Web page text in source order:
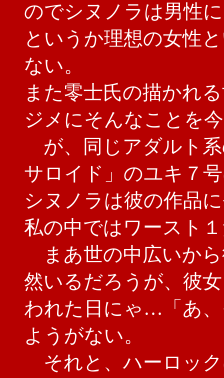
のでシヌノラは男性
というか理想の女性
ない。
また零士氏の描かれ
ジメにそんなことを
が、同じアダルト
サロイド」のユキ７
シヌノラは彼の作品
私の中ではワースト
まあ世の中広いか
然いるだろうが、彼
われた日にゃ…「あ
ようがない。
それと、ハーロッ